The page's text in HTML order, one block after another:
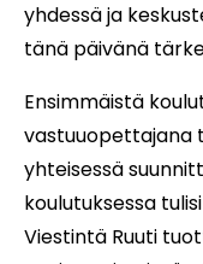
yhdessä ja
tänä päivänä
Ensimmäistä
vastuuopettajana
yhteisessä
koulutuksessa
Viestintä Ruuti